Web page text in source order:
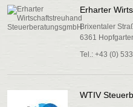
Erharter
Brixentaler
6361
Tel.: +43 (0)
WTIV